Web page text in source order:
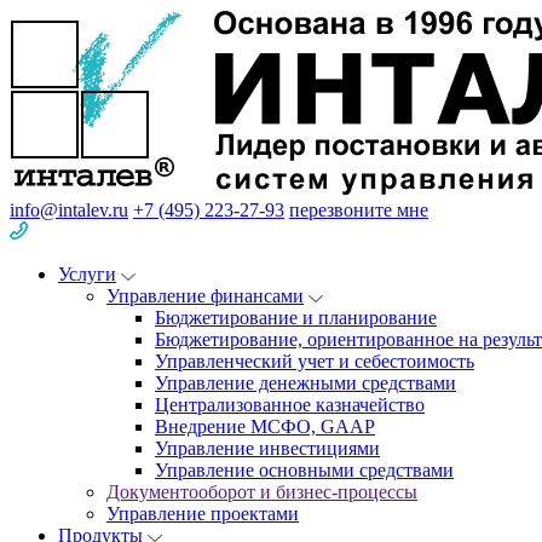
info@intalev.ru +7 (495) 223-27-93 перезвоните мне
Услуги
Управление финансами
Бюджетирование и планирование
Бюджетирование, ориентированное на
Управленческий учет и себестоимость
Управление денежными средствами
Централизованное казначейство
Внедрение МСФО, GAAP
Управление инвестициями
Управление основными средствами
Документооборот и бизнес-процессы
Управление проектами
Продукты